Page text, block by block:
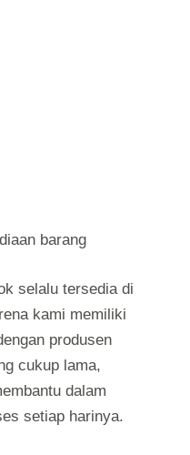
barang
selalu tersedia di
kami memiliki
produsen
cukup lama,
dalam
setiap harinya.